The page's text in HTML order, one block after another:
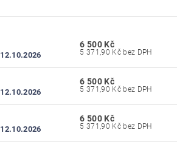
12.10.2026
6 500 Kč
5 371,90 Kč bez DPH
12.10.2026
6 500 Kč
5 371,90 Kč bez DPH
12.10.2026
6 500 Kč
5 371,90 Kč bez DPH